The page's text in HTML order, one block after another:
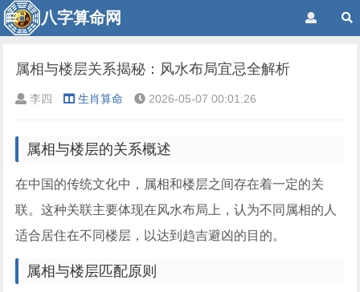
八字算命网
属相与楼层关系揭秘：风水布局宜忌全解析
李四 生肖算命 2026-05-07 00:01:26
属相与楼层的关系概述
在中国的传统文化中，属相和楼层之间存在着一定的关
联。这种关联主要体现在风水布局上，认为不同属相的人
适合居住在不同楼层，以达到趋吉避凶的目的。
属相与楼层匹配原则